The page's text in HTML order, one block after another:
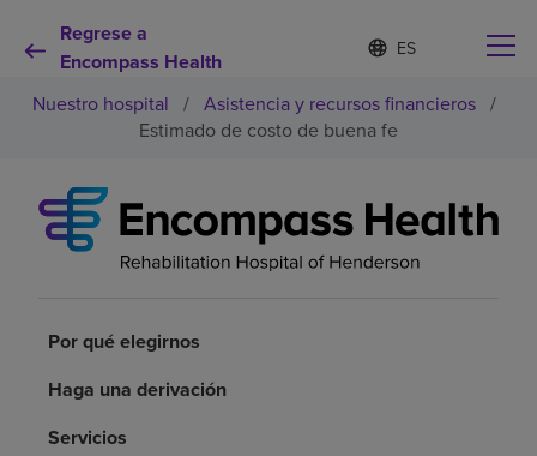
Regrese a
Encompass Health
Lista
de
idiomas
contraída
d
o
m
e
c
Por qué debe elegirnos
Servicios de rehabilitación
Pacientes y cuidadores
Nuestro hospital / Asistencia y recursos financieros /
Estimado de costo de buena fe
Por qué elegirnos
Haga una derivación
Servicios